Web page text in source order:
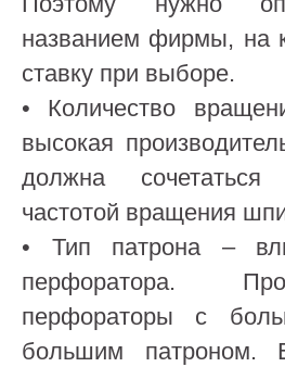
названием фирмы, на
ставку при выборе.
• Количество
высокая
должна
частотой вращения
• Тип патрона –
перфоратора.
перфораторы с
большим патроном.